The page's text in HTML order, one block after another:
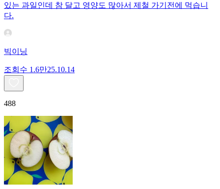
있는 과일인데 참 달고 영양도 많아서 제철 가기전에 먹습니
다.
빅이닝
조회수 1.6만25.10.14
488